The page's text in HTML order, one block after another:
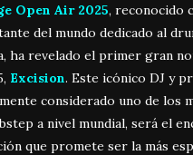
Open Air 2025, reconocido
del mundo dedicado al
ha revelado el primer gran
Excision. Este icónico DJ y
considerado uno de los
a nivel mundial, será el
que promete ser la más